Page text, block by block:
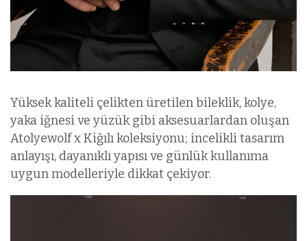
Yüksek kaliteli çelikten üretilen bileklik, kolye,
yaka iğnesi ve yüzük gibi aksesuarlardan oluşan
Atolyewolf x Kiğılı koleksiyonu; incelikli tasarım
anlayışı, dayanıklı yapısı ve günlük kullanıma
uygun modelleriyle dikkat çekiyor.